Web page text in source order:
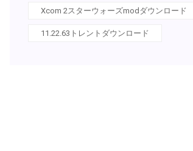
Xcom 2スターウォーズmodダウンロード
11.22.63トレントダウンロード